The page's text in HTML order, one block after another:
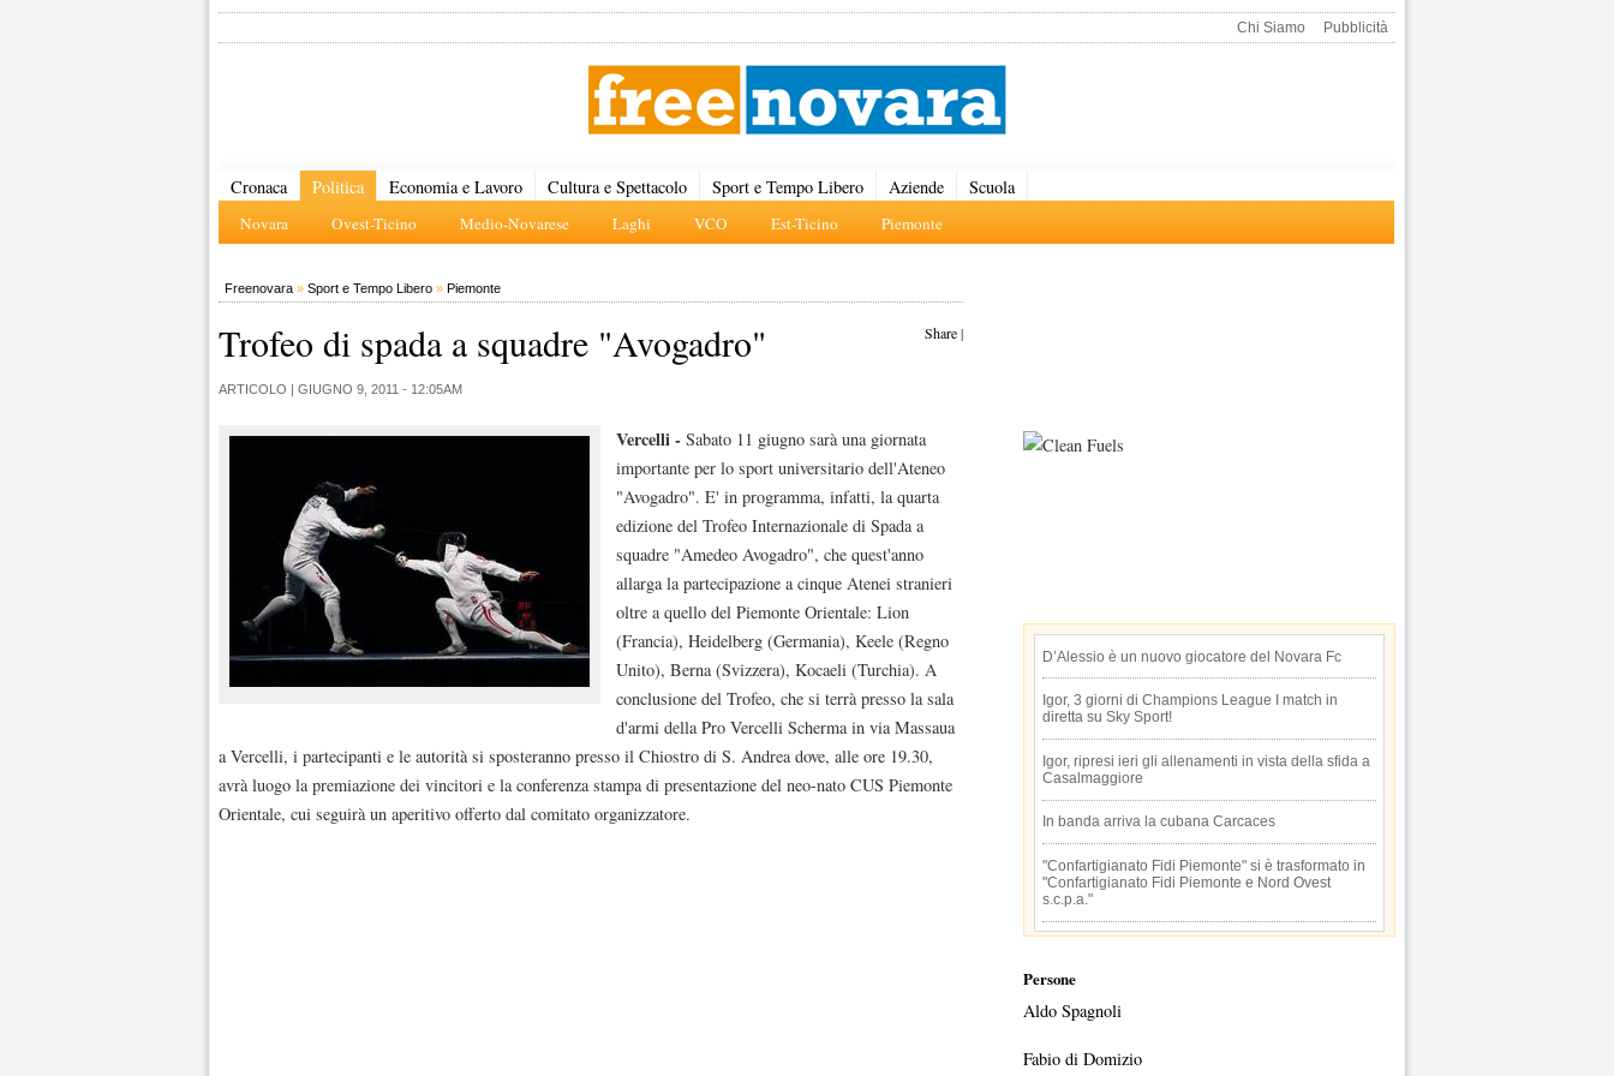
Chi Siamo Pubblicità
Cronaca Politica
Novara Ovest-Ticino Medio-Novarese Laghi VCO Est-Ticino Piemonte
Economia e Lavoro Cultura e Spettacolo Sport e Tempo Libero Aziende Scuola
Freenovara » Sport e Tempo Libero » Piemonte
Share|
Trofeo di spada a squadre "Avogadro"
ARTICOLO | GIUGNO 9, 2011 - 12:05AM
Vercelli - Sabato 11 giugno sarà una giornata
importante per lo sport universitario dell'Ateneo
"Avogadro". E' in programma, infatti, la quarta
edizione del Trofeo Internazionale di Spada a
squadre "Amedeo Avogadro", che quest'anno
allarga la partecipazione a cinque Atenei stranieri
oltre a quello del Piemonte Orientale: Lion
(Francia), Heidelberg (Germania), Keele (Regno
Unito), Berna (Svizzera), Kocaeli (Turchia). A
conclusione del Trofeo, che si terrà presso la sala
d'armi della Pro Vercelli Scherma in via Massaua
a Vercelli, i partecipanti e le autorità si sposteranno presso il Chiostro di S. Andrea dove, alle ore 19.30,
avrà luogo la premiazione dei vincitori e la conferenza stampa di presentazione del neo-nato CUS Piemonte
Orientale, cui seguirà un aperitivo offerto dal comitato organizzatore.
D’Alessio è un nuovo giocatore del Novara Fc
Igor, 3 giorni di Champions League I match in
diretta su Sky Sport!
Igor, ripresi ieri gli allenamenti in vista della sfida a
Casalmaggiore
In banda arriva la cubana Carcaces
"Confartigianato Fidi Piemonte" si è trasformato in
"Confartigianato Fidi Piemonte e Nord Ovest
s.c.p.a."
Persone
Aldo Spagnoli
Fabio di Domizio